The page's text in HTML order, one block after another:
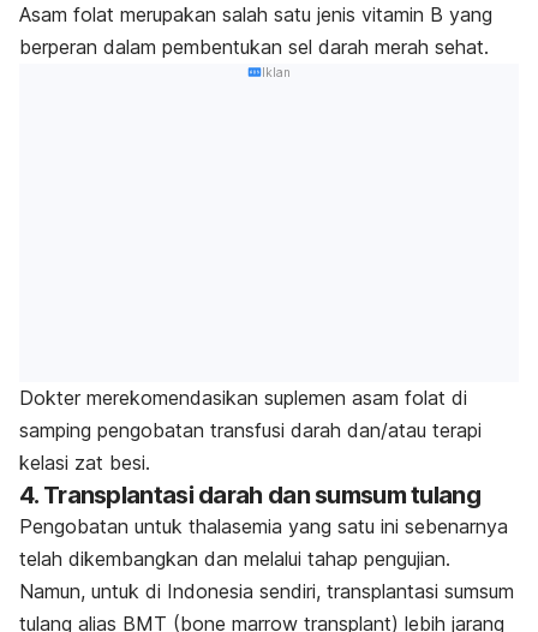
Asam folat merupakan salah satu jenis vitamin B yang
berperan dalam pembentukan sel darah merah sehat.
Iklan
Dokter merekomendasikan suplemen asam folat di
samping pengobatan transfusi darah dan/atau terapi
kelasi zat besi.
4. Transplantasi darah dan sumsum tulang
Pengobatan untuk thalasemia yang satu ini sebenarnya
telah dikembangkan dan melalui tahap pengujian.
Namun, untuk di Indonesia sendiri, transplantasi sumsum
tulang alias BMT (bone marrow transplant) lebih jarang